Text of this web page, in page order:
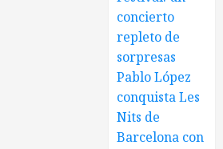
concierto
repleto de
sorpresas
Pablo López
conquista Les
Nits de
Barcelona con